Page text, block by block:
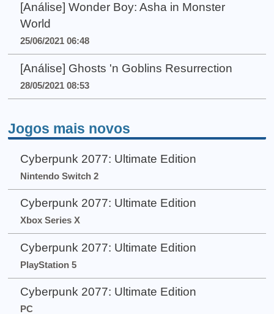
[Análise] Wonder Boy: Asha in Monster
World
25/06/2021 06:48
[Análise] Ghosts 'n Goblins Resurrection
28/05/2021 08:53
Jogos mais novos
Cyberpunk 2077: Ultimate Edition
Nintendo Switch 2
Cyberpunk 2077: Ultimate Edition
Xbox Series X
Cyberpunk 2077: Ultimate Edition
PlayStation 5
Cyberpunk 2077: Ultimate Edition
PC